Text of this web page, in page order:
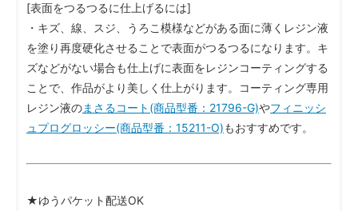
[表面をつるつるに仕上げるには]
・キズ、線、スジ、うろこ模様などがある面に薄くレジン液
を塗り再度硬化させることで表面がつるつるになります。キ
ズなどがない場合も仕上げに表面をレジンコーティングする
ことで、作品がより美しく仕上がります。コーティング専用
レジン液のまさるコート(商品型番：21796-G)やフィニッシ
ュプログロッシー(商品型番：15211-O)もおすすめです。
★ゆうパケット配送OK